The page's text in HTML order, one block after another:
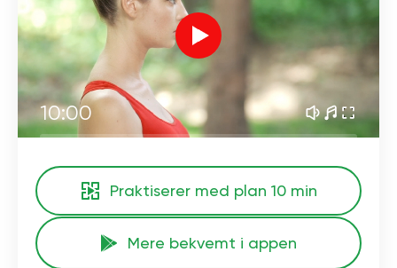
10:00
Praktiserer med plan 10 min
Mere bekvemt i appen